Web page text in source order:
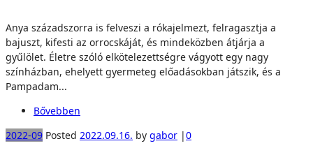
Anya századszorra is felveszi a rókajelmezt, felragasztja a
bajuszt, kifesti az orrocskáját, és mindeközben átjárja a
gyűlölet. Életre szóló elkötelezettségre vágyott egy nagy
színházban, ehelyett gyermeteg előadásokban játszik, és a
Pampadam...
Bővebben
2022-09 Posted 2022.09.16. by gabor |0